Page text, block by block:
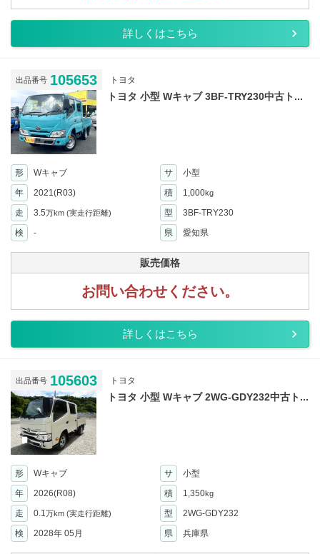
詳しくはこちら
出品番号 105653 トヨタ
トヨタ 小型 Wキャブ 3BF-TRY230中古ト...
形 Wキャブ サ
小型
年
2021(R03) 積 1,000kg
走 3.5万km (実走行距離) 型
3BF-TRY230
検
- 県 愛知県
販売価格
お問い合わせください。
詳しくはこちら
出品番号 105603 トヨタ
トヨタ 小型 Wキャブ 2WG-GDY232中古ト...
形 Wキャブ サ
小型
年
2026(R08) 積 1,350kg
走 0.1万km (実走行距離) 型
2WG-GDY232
検
2028年 05月 県 兵庫県